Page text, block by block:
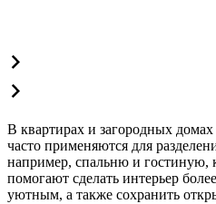
В квартирах и загородных
часто применяются для
например, спальню и
помогают сделать интерьер
уютным, а также сохранить